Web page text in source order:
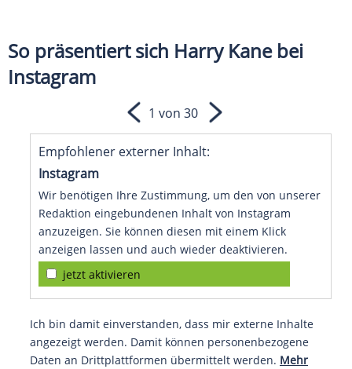
So präsentiert sich Harry Kane bei
Instagram
Empfohlener externer Inhalt:
Instagram
Wir benötigen Ihre Zustimmung, um den von unserer
Redaktion eingebundenen Inhalt von Instagram
anzuzeigen. Sie können diesen mit einem Klick
anzeigen lassen und auch wieder deaktivieren.
jetzt aktivieren
Ich bin damit einverstanden, dass mir externe Inhalte
angezeigt werden. Damit können personenbezogene
Daten an Drittplattformen übermittelt werden. Mehr
1 von 30